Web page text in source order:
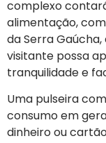
complexo
alimentação,
da Serra
visitante possa
tranquilidade e
Uma pulseira
consumo em
dinheiro ou